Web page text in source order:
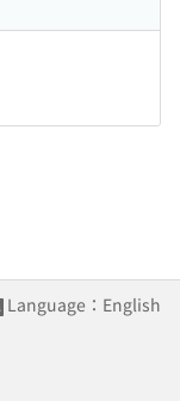
Language：English